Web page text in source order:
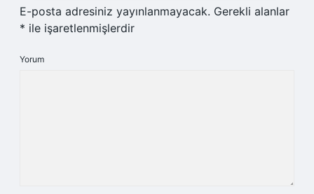
E-posta adresiniz yayınlanmayacak. Gerekli alanlar
* ile işaretlenmişlerdir
Yorum